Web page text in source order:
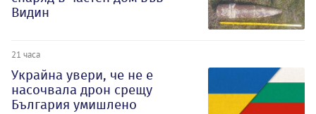
Видин
21 часа
Украйна увери, че не е
насочвала дрон срещу
България умишлено